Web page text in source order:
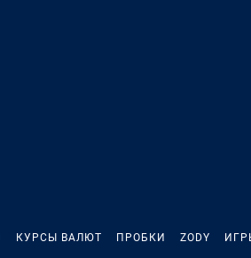
КУРСЫ ВАЛЮТ ПРОБКИ ZODY